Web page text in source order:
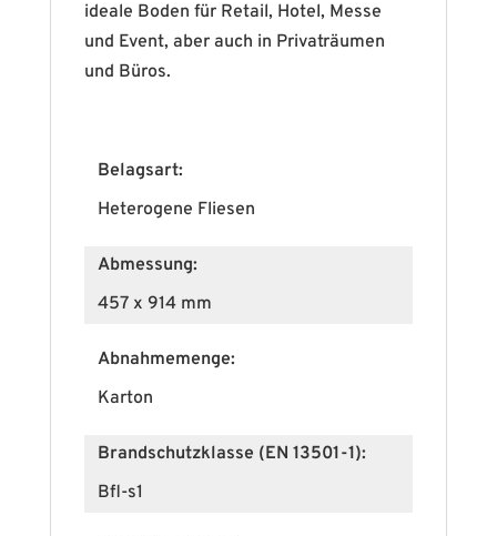
ideale Boden für Retail, Hotel, Messe
und Event, aber auch in Privaträumen
und Büros.
Belagsart:
Heterogene Fliesen
Abmessung:
457 x 914 mm
Abnahmemenge:
Karton
Brandschutzklasse (EN 13501-1):
Bfl-s1